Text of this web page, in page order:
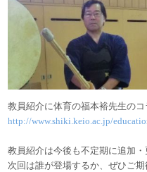
教員紹介に体育の福本裕先生の
http://www.shiki.keio.ac.jp/
教員紹介は今後も不定期に追加
次回は誰が登場するか、ぜひご